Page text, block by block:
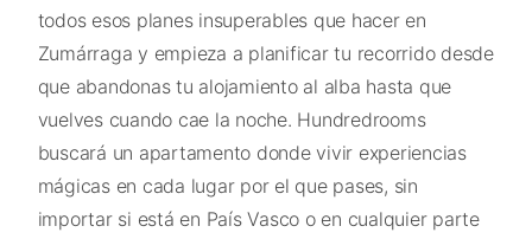
todos esos planes insuperables que hacer en
Zumárraga y empieza a planificar tu recorrido desde
que abandonas tu alojamiento al alba hasta que
vuelves cuando cae la noche. Hundredrooms
buscará un apartamento donde vivir experiencias
mágicas en cada lugar por el que pases, sin
importar si está en País Vasco o en cualquier parte